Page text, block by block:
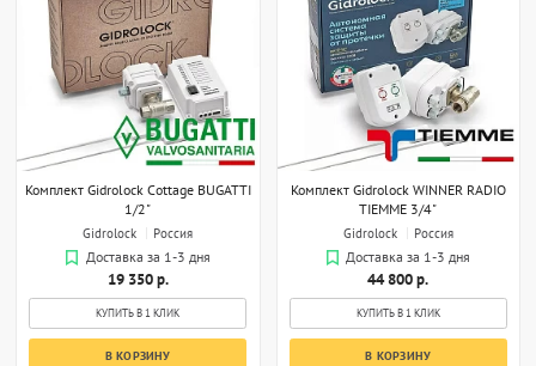
Комплект Gidrolock Cottage BUGATTI
1/2"
Gidrolock
Россия
Доставка за 1-3 дня
19 350 р.
КУПИТЬ В 1 КЛИК
В КОРЗИНУ
Комплект Gidrоlock WINNER RADIO
TIEMME 3/4"
Gidrolock
Россия
Доставка за 1-3 дня
44 800 р.
КУПИТЬ В 1 КЛИК
В КОРЗИНУ